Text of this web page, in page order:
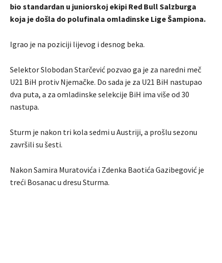
bio standardan u juniorskoj ekipi Red Bull Salzburga
koja je došla do polufinala omladinske Lige Šampiona.
Igrao je na poziciji lijevog i desnog beka.
Selektor Slobodan Starčević pozvao ga je za naredni meč
U21 BiH protiv Njemačke. Do sada je za U21 BiH nastupao
dva puta, a za omladinske selekcije BiH ima više od 30
nastupa.
Sturm je nakon tri kola sedmi u Austriji, a prošlu sezonu
završili su šesti.
Nakon Samira Muratovića i Zdenka Baotića Gazibegović je
treći Bosanac u dresu Sturma.